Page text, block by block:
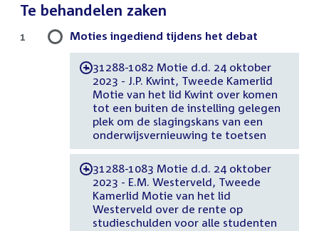
Te behandelen zaken
Moties ingediend tijdens het debat
-31288-1082 Motie d.d. 24 oktober
2023 - J.P. Kwint, Tweede Kamerlid
Motie van het lid Kwint over komen
tot een buiten de instelling gelegen
plek om de slagingskans van een
onderwijsvernieuwing te toetsen
-31288-1083 Motie d.d. 24 oktober
2023 - E.M. Westerveld, Tweede
Kamerlid Motie van het lid
Westerveld over de rente op
studieschulden voor alle studenten
1